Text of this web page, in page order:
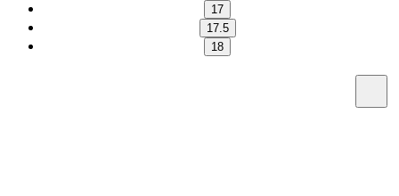
17
17.5
18